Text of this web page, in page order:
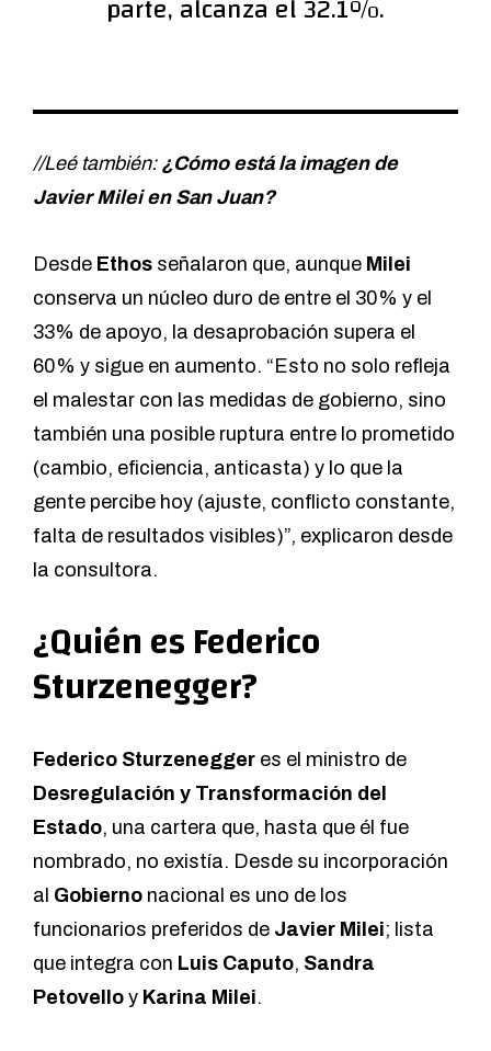
//Leé también: ¿Cómo está la imagen de
Javier Milei en San Juan?
Desde Ethos señalaron que, aunque Milei
conserva un núcleo duro de entre el 30% y el
33% de apoyo, la desaprobación supera el
60% y sigue en aumento. “Esto no solo refleja
el malestar con las medidas de gobierno, sino
también una posible ruptura entre lo prometido
(cambio, eficiencia, anticasta) y lo que la
gente percibe hoy (ajuste, conflicto constante,
falta de resultados visibles)”, explicaron desde
la consultora.
¿Quién es Federico
Sturzenegger?
Federico Sturzenegger es el ministro de
Desregulación y Transformación del
Estado, una cartera que, hasta que él fue
nombrado, no existía. Desde su incorporación
al Gobierno nacional es uno de los
funcionarios preferidos de Javier Milei; lista
que integra con Luis Caputo, Sandra
Petovello y Karina Milei.